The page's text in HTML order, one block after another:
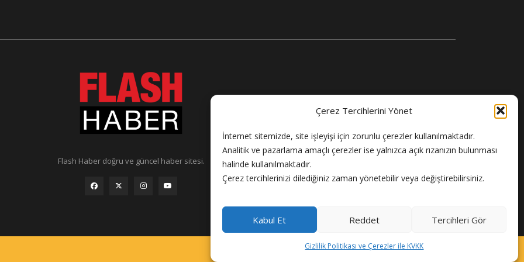
Çerez Tercihlerini Yönet
İnternet sitemizde, site işleyişi için zorunlu çerezler kullanılmaktadır.
Analitik ve pazarlama amaçlı çerezler ise yalnızca açık rızanızın bulunması
halinde kullanılmaktadır.
Çerez tercihlerinizi dilediğiniz zaman yönetebilir veya değiştirebilirsiniz.
Kabul Et Reddet Tercihleri Gör
Gizlilik Politikası ve Çerezler ile KVKK
Flash Haber doğru ve güncel haber sitesi.
Gizlilik Politikası Hakkımızda